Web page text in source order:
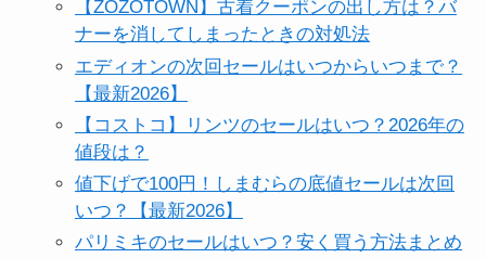
【ZOZOTOWN】古着クーポンの出し方は？バ
ナーを消してしまったときの対処法
エディオンの次回セールはいつからいつまで？
【最新2026】
【コストコ】リンツのセールはいつ？2026年の
値段は？
値下げで100円！しまむらの底値セールは次回
いつ？【最新2026】
パリミキのセールはいつ？安く買う方法まとめ